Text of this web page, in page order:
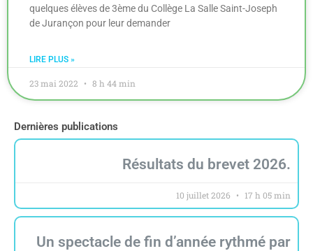
quelques élèves de 3ème du Collège La Salle Saint-Joseph
de Jurançon pour leur demander
LIRE PLUS »
23 mai 2022 8 h 44 min
Dernières publications
Résultats du brevet 2026.
10 juillet 2026 17 h 05 min
Un spectacle de fin d’année rythmé par